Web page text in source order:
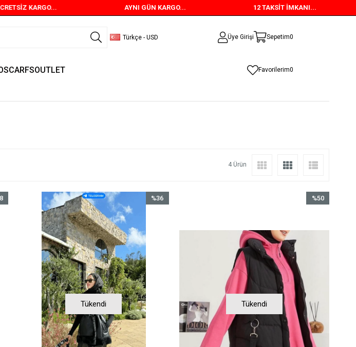
Türkçe - USD Üye Girişi Sepetim0
OUTLET Favorilerim0
KARGO... AYNI GÜN KARGO... 12 TAKSİT İMKANI...
4 Ürün
Tükendi
%36
Tükendi
%50